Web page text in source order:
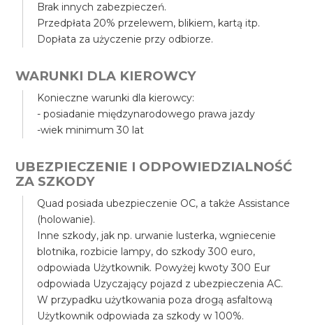
Brak innych zabezpieczeń.
Przedpłata 20% przelewem, blikiem, kartą itp.
Dopłata za użyczenie przy odbiorze.
WARUNKI DLA KIEROWCY
Konieczne warunki dla kierowcy:
- posiadanie międzynarodowego prawa jazdy
-wiek minimum 30 lat
UBEZPIECZENIE I ODPOWIEDZIALNOŚĆ
ZA SZKODY
Quad posiada ubezpieczenie OC, a także Assistance
(holowanie).
Inne szkody, jak np. urwanie lusterka, wgniecenie
blotnika, rozbicie lampy, do szkody 300 euro,
odpowiada Użytkownik. Powyżej kwoty 300 Eur
odpowiada Uzyczający pojazd z ubezpieczenia AC.
W przypadku użytkowania poza drogą asfaltową
Użytkownik odpowiada za szkody w 100%.